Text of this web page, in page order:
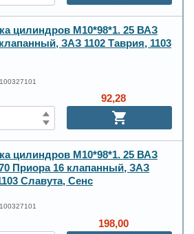
цилиндров М10*98*1. 25 ВАЗ
клапанный, ЗАЗ 1102 Таврия, 1103
92,28
цилиндров М10*98*1. 25 ВАЗ
Приора 16 клапанный, ЗАЗ
Славута, Сенс
198,00